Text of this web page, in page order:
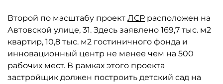
Второй по масштабу проект ЛСР расположен на
Автовской улице, 31. Здесь заявлено 169,7 тыс. м2
квартир, 10,8 тыс. м2 гостиничного фонда и
инновационный центр не менее чем на 500
рабочих мест. В рамках этого проекта
застройщик должен построить детский сад на